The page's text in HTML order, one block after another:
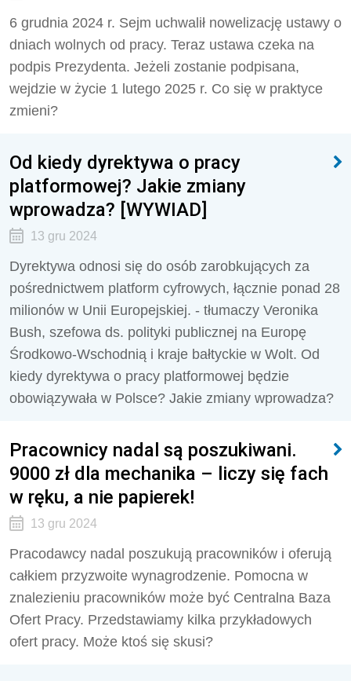
6 grudnia 2024 r. Sejm uchwalił nowelizację ustawy o
dniach wolnych od pracy. Teraz ustawa czeka na
podpis Prezydenta. Jeżeli zostanie podpisana,
wejdzie w życie 1 lutego 2025 r. Co się w praktyce
zmieni?
Od kiedy dyrektywa o pracy
platformowej? Jakie zmiany
wprowadza? [WYWIAD]
13 gru 2024
Dyrektywa odnosi się do osób zarobkujących za
pośrednictwem platform cyfrowych, łącznie ponad 28
milionów w Unii Europejskiej. - tłumaczy Veronika
Bush, szefowa ds. polityki publicznej na Europę
Środkowo-Wschodnią i kraje bałtyckie w Wolt. Od
kiedy dyrektywa o pracy platformowej będzie
obowiązywała w Polsce? Jakie zmiany wprowadza?
Pracownicy nadal są poszukiwani.
9000 zł dla mechanika – liczy się fach
w ręku, a nie papierek!
13 gru 2024
Pracodawcy nadal poszukują pracowników i oferują
całkiem przyzwoite wynagrodzenie. Pomocna w
znalezieniu pracowników może być Centralna Baza
Ofert Pracy. Przedstawiamy kilka przykładowych
ofert pracy. Może ktoś się skusi?